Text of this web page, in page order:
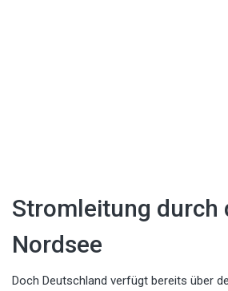
Stromleitung durch
Nordsee
Doch Deutschland verfügt bereits über